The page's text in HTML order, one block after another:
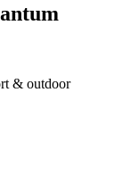
& outdoor